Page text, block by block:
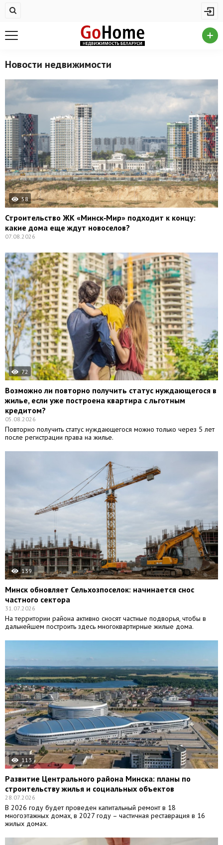
Купить квартиру
Новостройки
Дома/коттеджи/участки
Комерческая недвижимость
Продажа коммерческой недвижимости
Аренда коммерческой недвижимости
Другие разделы
Новости
Агентства
Ремонт квартир
Грузовое такси
Способы оплаты
Реклама на сайте
Новости недвижимости
58
Строительство ЖК «Минск‑Мир» подходит к концу:
какие дома еще ждут новоселов?
07.08.2026
72
Возможно ли повторно получить статус нуждающегося в
жилье, если уже построена квартира с льготным
кредитом?
05.08.2026
Повторно получить статус нуждающегося можно только через 5 лет
после регистрации права на жилье.
139
Минск обновляет Сельхозпоселок: начинается снос
частного сектора
31.07.2026
На территории района активно сносят частные подворья, чтобы в
дальнейшем построить здесь многоквартирные жилые дома.
113
Развитие Центрального района Минска: планы по
строительству жилья и социальных объектов
28.07.2026
В 2026 году будет проведен капитальный ремонт в 18
многоэтажных домах, в 2027 году – частичная реставрация в 16
жилых домах.